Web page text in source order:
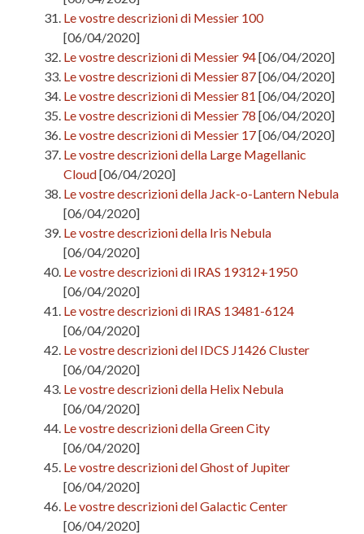
Le vostre descrizioni di Messier 100
[06/04/2020]
Le vostre descrizioni di Messier 94[06/04/2020]
Le vostre descrizioni di Messier 87[06/04/2020]
Le vostre descrizioni di Messier 81 [06/04/2020]
Le vostre descrizioni di Messier 78 [06/04/2020]
Le vostre descrizioni di Messier 17[06/04/2020]
Le vostre descrizioni della Large Magellanic
Cloud[06/04/2020]
Le vostre descrizioni della Jack-o-Lantern Nebula
[06/04/2020]
Le vostre descrizioni della Iris Nebula
[06/04/2020]
Le vostre descrizioni di IRAS 19312+1950
[06/04/2020]
Le vostre descrizioni di IRAS 13481-6124
[06/04/2020]
Le vostre descrizioni del IDCS J1426 Cluster
[06/04/2020]
Le vostre descrizioni della Helix Nebula
[06/04/2020]
Le vostre descrizioni della Green City
[06/04/2020]
Le vostre descrizioni del Ghost of Jupiter
[06/04/2020]
Le vostre descrizioni del Galactic Center
[06/04/2020]